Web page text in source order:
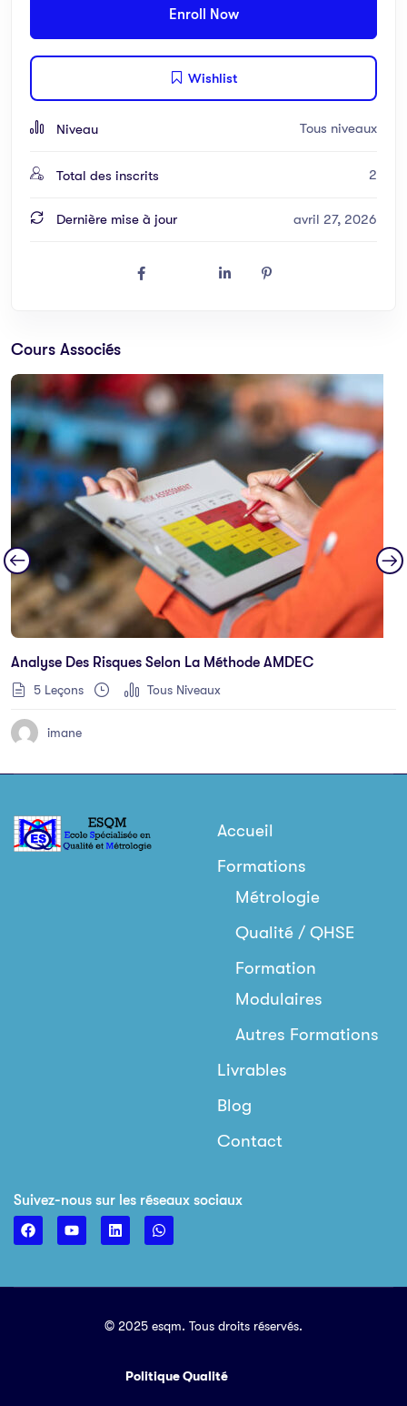
Enroll Now
Wishlist
Niveau Tous niveaux
Total des inscrits 2
Dernière mise à jour avril 27, 2026
Cours Associés
Analyse Des Risques Selon La Méthode AMDEC
5 Leçons Tous Niveaux
imane
Accueil
Formations
Métrologie
Qualité / QHSE
Formation
Modulaires
Autres Formations
Livrables
Blog
Contact
Suivez-nous sur les réseaux sociaux
© 2025 esqm. Tous droits réservés.
Politique Qualité